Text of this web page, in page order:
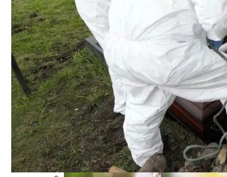
Извержение Вулкана На Юге
В Полиции Провели Совещание